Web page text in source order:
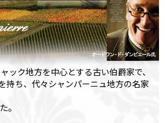
ック地方を中心とする古い伯爵家で、
持ち、代々シャンパーニュ地方の名家
。